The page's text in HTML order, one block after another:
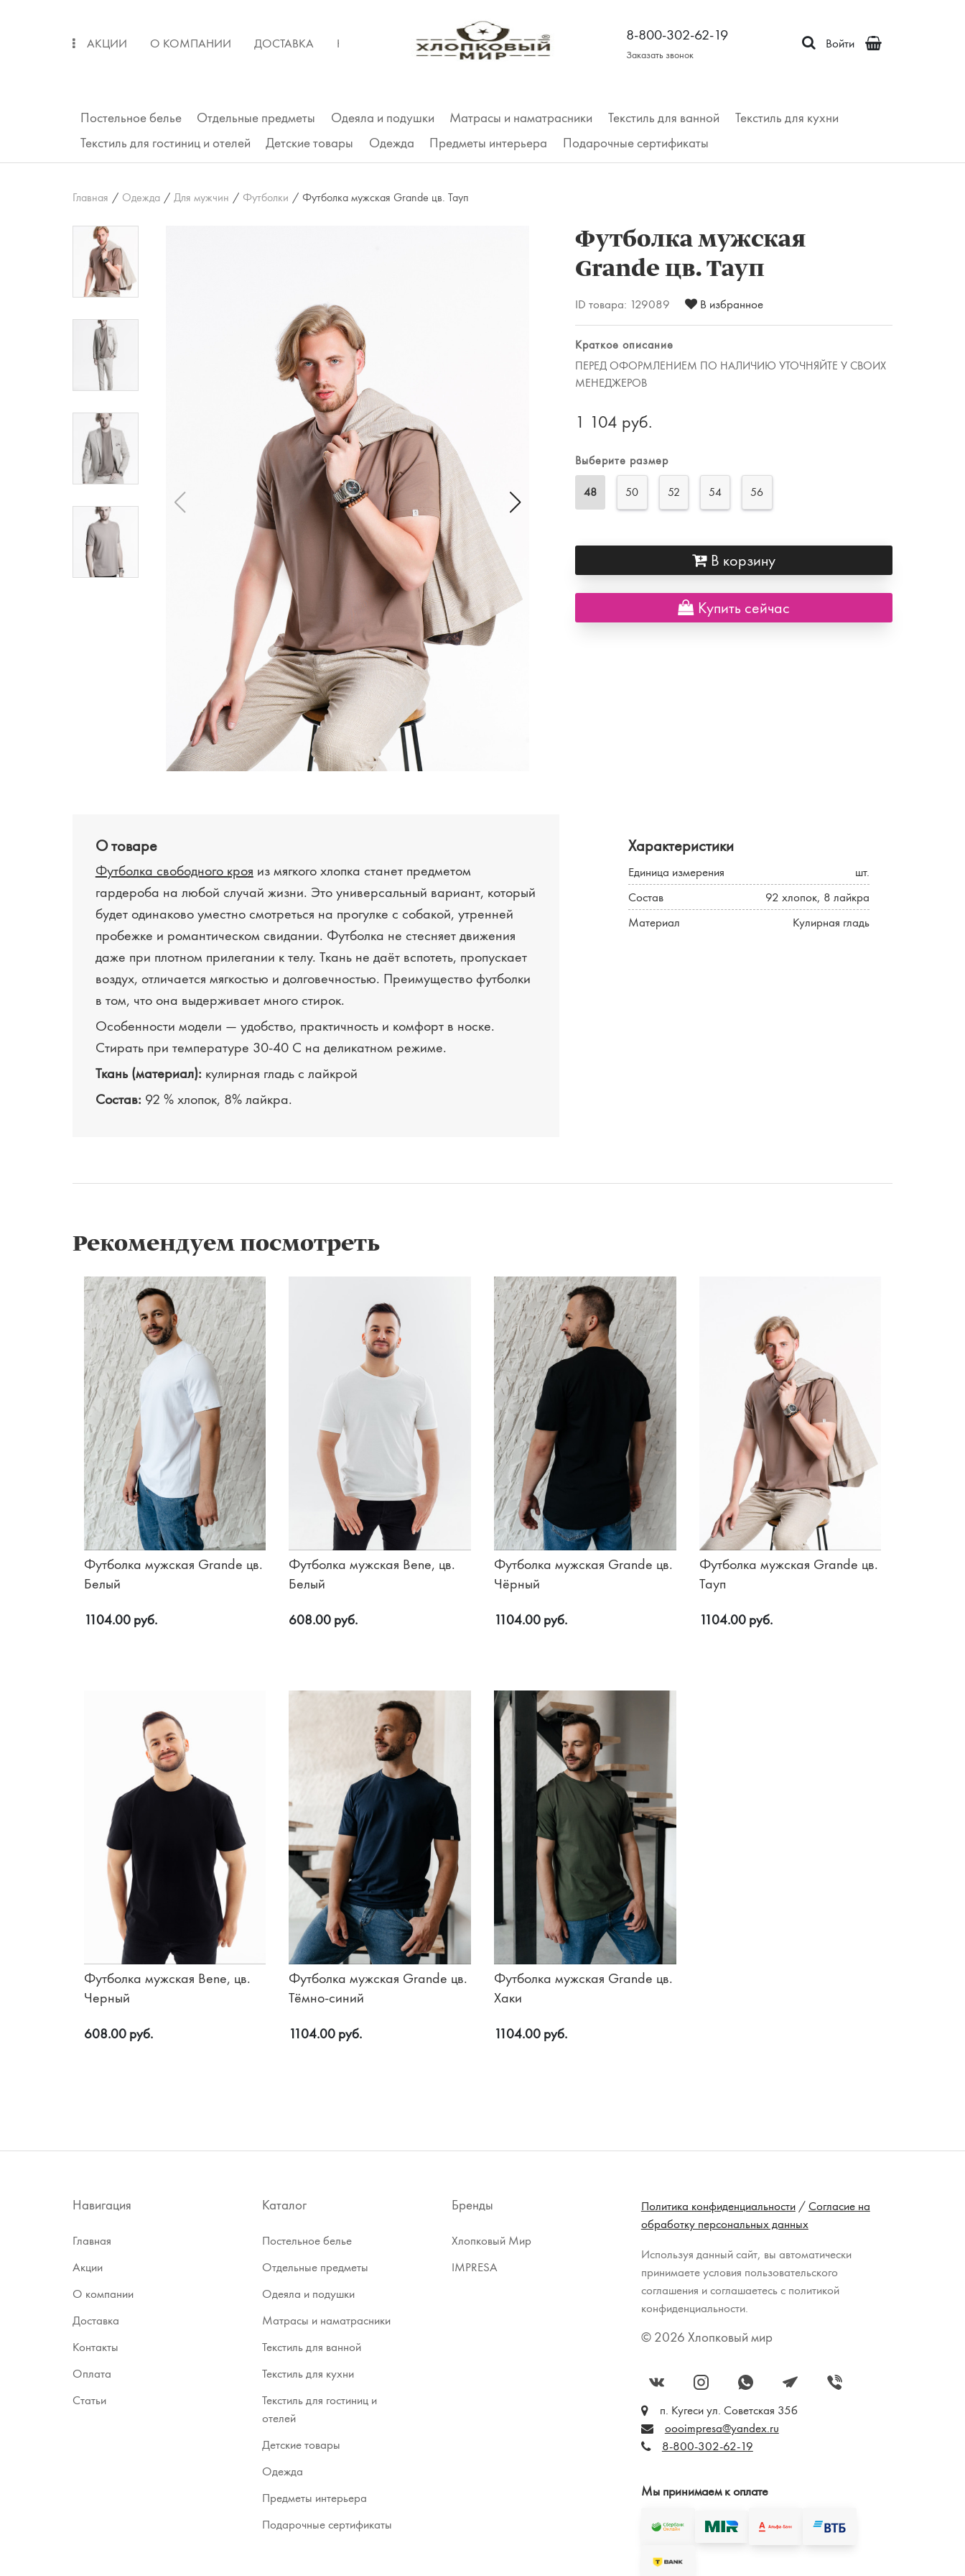
АКЦИИ О КОМПАНИИ ДОСТАВКА КОНТАКТЫ 8-800-302-62-19
Заказать звонок
Войти
Постельное белье Отдельные предметы Одеяла и подушки Матрасы и наматрасники Текстиль для ванной
Текстиль для кухни
Текстиль для гостиниц и отелей
Подушки
Одеяла
Детские товары Одежда
Трусы
Предметы интерьера Подарочные сертификаты
Главная / Одежда / Для мужчин / Футболки / Футболка мужская Grande цв. Тауп
Футболка мужская
Grande цв. Тауп
ID товара: 129089 В избранное
Краткое описание
ПЕРЕД ОФОРМЛЕНИЕМ ПО НАЛИЧИЮ УТОЧНЯЙТЕ У СВОИХ
МЕНЕДЖЕРОВ
1 104 руб.
Выберите размер
48 50 52 54 56
В корзину
Купить сейчас
О товаре
Футболка свободного кроя из мягкого хлопка станет предметом
гардероба на любой случай жизни. Это универсальный вариант, который
будет одинаково уместно смотреться на прогулке с собакой, утренней
пробежке и романтическом свидании. Футболка не стесняет движения
даже при плотном прилегании к телу. Ткань не даёт вспотеть, пропускает
воздух, отличается мягкостью и долговечностью. Преимущество футболки
в том, что она выдерживает много стирок.
Особенности модели — удобство, практичность и комфорт в носке.
Стирать при температуре 30-40 С на деликатном режиме.
Ткань (материал): кулирная гладь с лайкрой
Состав: 92 % хлопок, 8% лайкра.
Характеристики
Единица измерения
шт.
Состав
92 хлопок, 8 лайкра
Материал
Кулирная гладь
Рекомендуем посмотреть
Футболка мужская Grande цв.
Белый
1104.00 руб.
Футболка мужская Bene, цв.
Белый
608.00 руб.
Футболка мужская Grande цв.
Чёрный
1104.00 руб.
Футболка мужская Grande цв.
Тауп
1104.00 руб.
Футболка мужская Bene, цв.
Черный
608.00 руб.
Футболка мужская Grande цв.
Тёмно-синий
1104.00 руб.
Футболка мужская Grande цв.
Хаки
1104.00 руб.
Навигация
Главная
Акции
О компании
Доставка
Контакты
Оплата
Статьи
Каталог
Постельное белье
Отдельные предметы
Одеяла и подушки
Матрасы и наматрасники
Текстиль для ванной
Текстиль для кухни
Текстиль для гостиниц и
отелей
Детские товары
Одежда
Предметы интерьера
Подарочные сертификаты
Бренды
Хлопковый Мир
IMPRESA
Политика конфиденциальности/Согласие на
обработку персональных данных
Используя данный сайт, вы автоматически
принимаете условия пользовательского
соглашения и соглашаетесь с политикой
конфиденциальности.
© 2026 Хлопковый мир
п. Кугеси ул. Советская 35б
oooimpresa@yandex.ru
8-800-302-62-19
Мы принимаем к оплате